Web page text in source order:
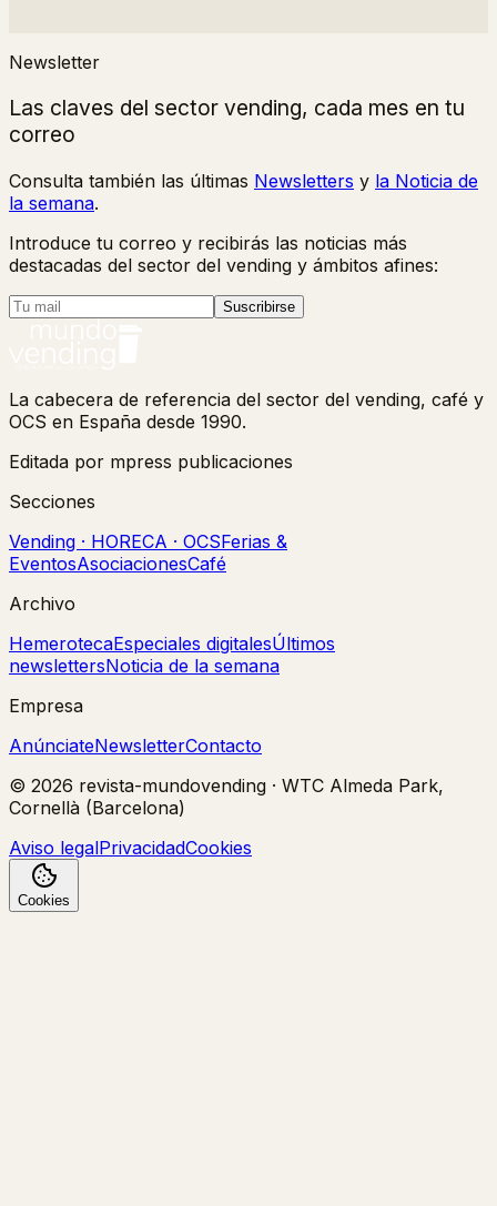
Newsletter
Las claves del sector vending, cada mes en tu
correo
Consulta también las últimas Newsletters y la Noticia de
la semana.
Introduce tu correo y recibirás las noticias más
destacadas del sector del vending y ámbitos afines:
Suscribirse
La cabecera de referencia del sector del vending, café y
OCS en España desde 1990.
Editada por mpress publicaciones
Secciones
Vending · HORECA · OCSFerias &
EventosAsociacionesCafé
Archivo
HemerotecaEspeciales digitalesÚltimos
newslettersNoticia de la semana
Empresa
AnúnciateNewsletterContacto
© 2026 revista-mundovending · WTC Almeda Park,
Cornellà (Barcelona)
Aviso legalPrivacidadCookies
Cookies